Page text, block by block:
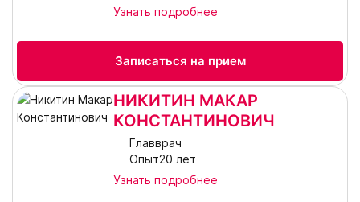
Узнать подробнее
Записаться на прием
НИКИТИН МАКАР
КОНСТАНТИНОВИЧ
Главврач
Опыт20 лет
Узнать подробнее